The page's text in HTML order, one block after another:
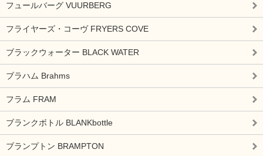
フュールバーグ VUURBERG
フライヤーズ・コーヴ FRYERS COVE
ブラックウォーター BLACK WATER
ブラハム Brahms
フラム FRAM
ブランクボトル BLANKbottle
ブランプトン BRAMPTON